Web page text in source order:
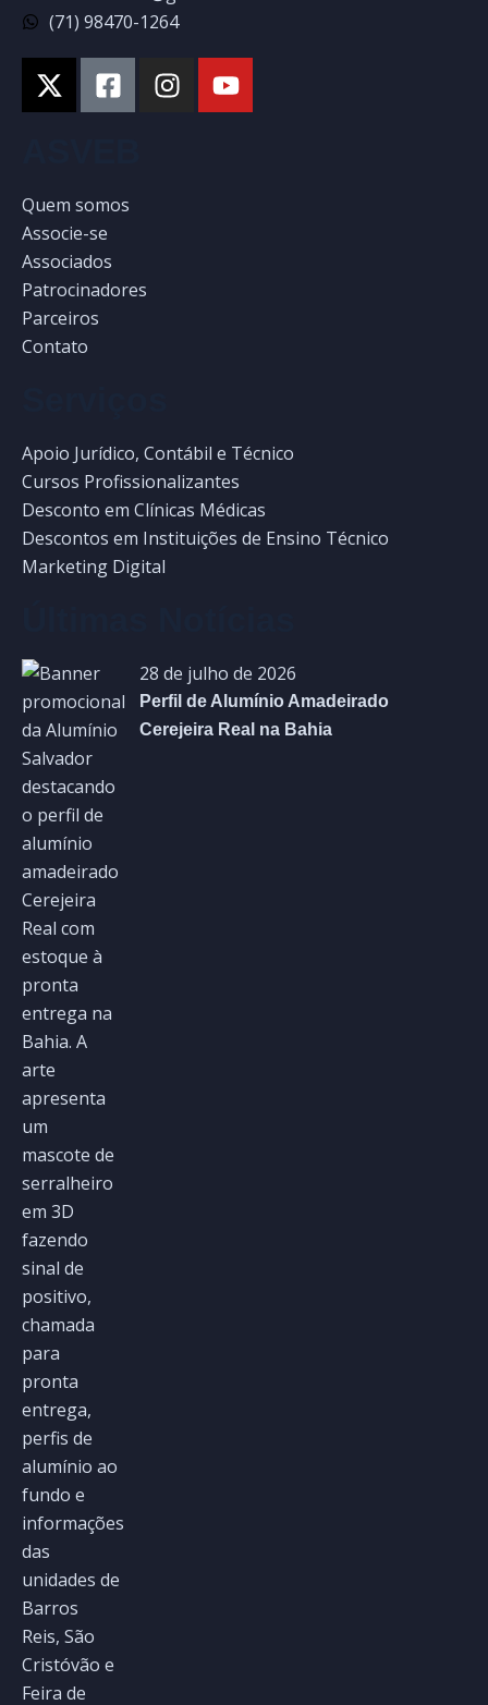
(71) 98470-1264
Quem somos
Associe-se
Associados
Patrocinadores
Parceiros
Contato
Apoio Jurídico, Contábil e Técnico
Cursos Profissionalizantes
Desconto em Clínicas Médicas
Descontos em Instituições de Ensino Técnico
Marketing Digital
28 de julho de 2026
Perfil de Alumínio Amadeirado
Cerejeira Real na Bahia